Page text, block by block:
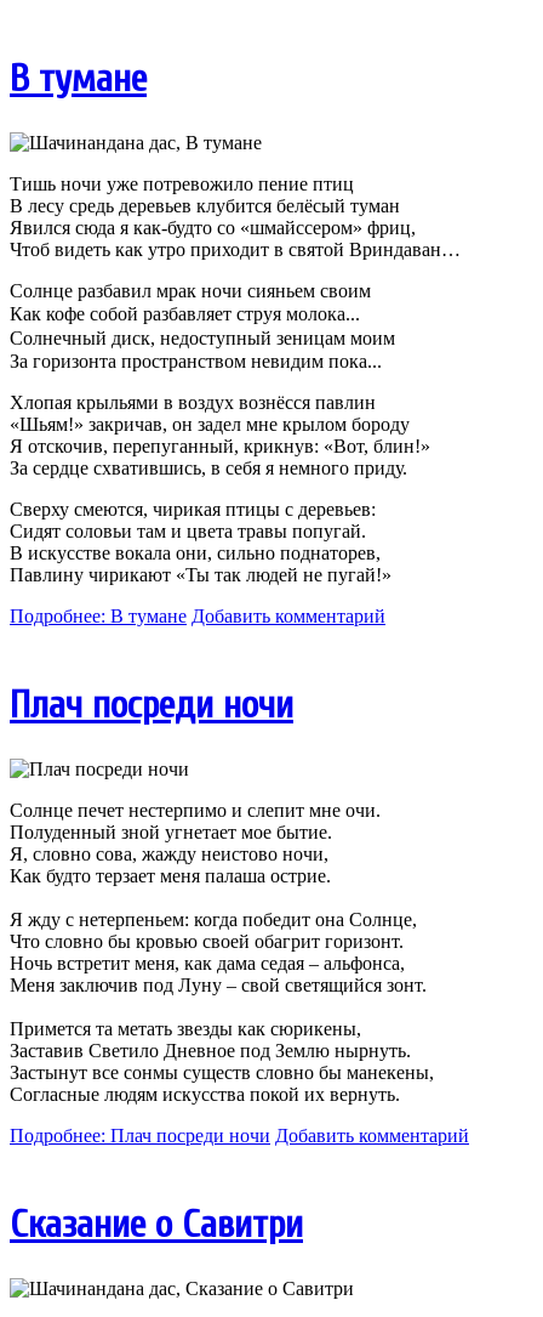
В тумане
Тишь ночи уже потревожило пение птиц
В лесу средь деревьев клубится белёсый туман
Явился сюда я как-будто со «шмайссером» фриц,
Чтоб видеть как утро приходит в святой Вриндаван…
Солнце разбавил мрак ночи сияньем своим
Как кофе собой разбавляет струя молока...
Солнечный диск, недоступный зеницам моим
За горизонта пространством невидим пока...
Хлопая крыльями в воздух вознёсся павлин
«Шьям!» закричав, он задел мне крылом бороду
Я отскочив, перепуганный, крикнув: «Вот, блин!»
За сердце схватившись, в себя я немного приду.
Сверху смеются, чирикая птицы с деревьев:
Сидят соловьи там и цвета травы попугай.
В искусстве вокала они, сильно поднаторев,
Павлину чирикают «Ты так людей не пугай!»
Подробнее: В тумане Добавить комментарий
Плач посреди ночи
Солнце печет нестерпимо и слепит мне очи.
Полуденный зной угнетает мое бытие.
Я, словно сова, жажду неистово ночи,
Как будто терзает меня палаша острие.
Я жду с нетерпеньем: когда победит она Солнце,
Что словно бы кровью своей обагрит горизонт.
Ночь встретит меня, как дама седая – альфонса,
Меня заключив под Луну – свой светящийся зонт.
Примется та метать звезды как сюрикены,
Заставив Светило Дневное под Землю нырнуть.
Застынут все сонмы существ словно бы манекены,
Согласные людям искусства покой их вернуть.
Подробнее: Плач посреди ночи Добавить комментарий
Сказание о Савитри